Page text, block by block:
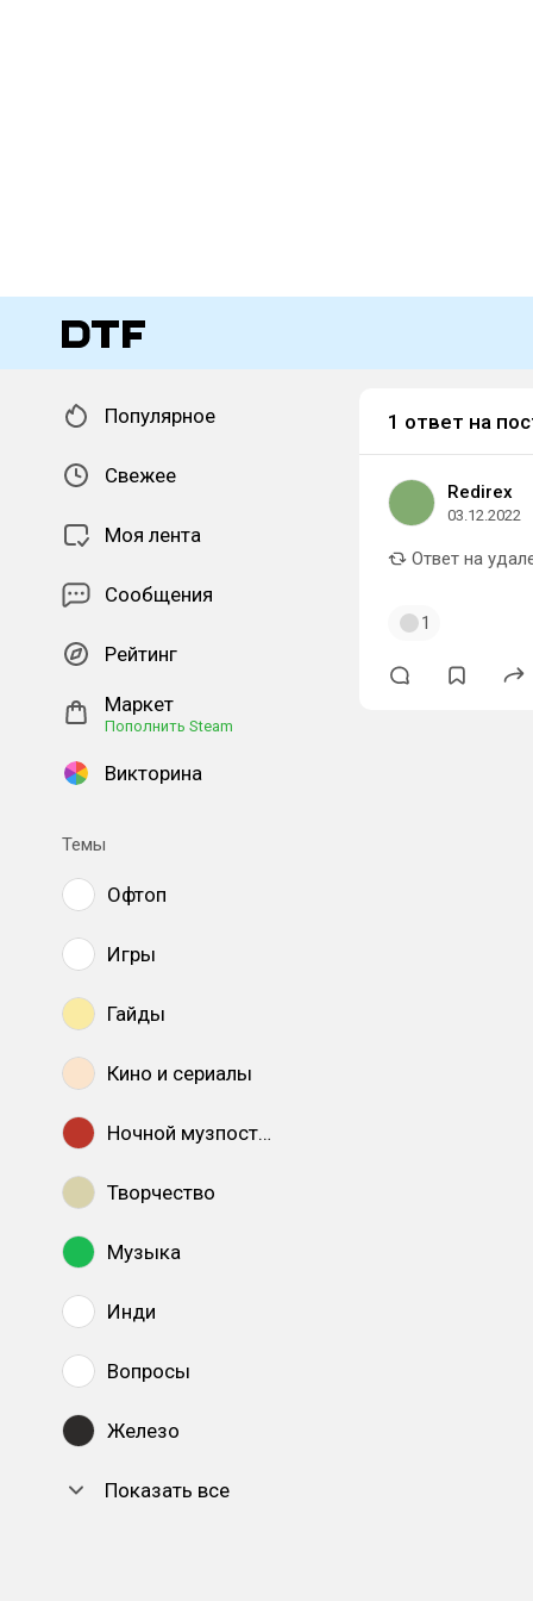
Популярное
Свежее
Моя лента
Сообщения
Рейтинг
Маркет
Пополнить Steam
Викторина
Темы
Офтоп
Игры
Гайды
Кино и сериалы
Ночной музпостинг
Творчество
Музыка
Инди
Вопросы
Железо
Показать все
1 ответ на
Redirex
03.12.2022
Ответ на
1